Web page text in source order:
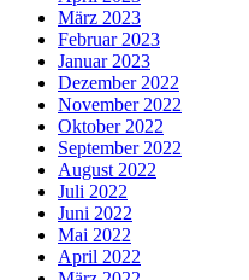
März 2023
Februar 2023
Januar 2023
Dezember 2022
November 2022
Oktober 2022
September 2022
August 2022
Juli 2022
Juni 2022
Mai 2022
April 2022